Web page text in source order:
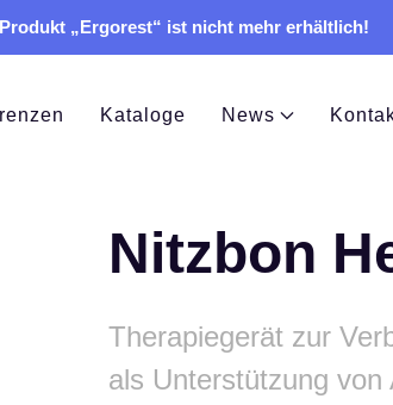
„Ergorest“ ist nicht mehr erhältlich!
Kataloge News
Nitzbon
Therapiegerät zur
als Unterstützung